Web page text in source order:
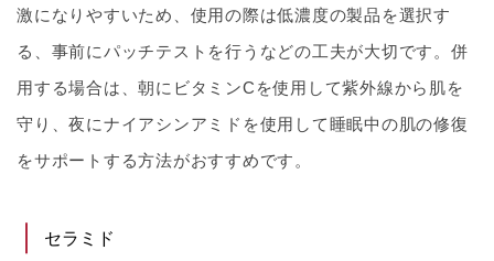
激になりやすいため、使用の際は低濃度の製品を選択す
る、事前にパッチテストを行うなどの工夫が大切です。併
用する場合は、朝にビタミンCを使用して紫外線から肌を
守り、夜にナイアシンアミドを使用して睡眠中の肌の修復
をサポートする方法がおすすめです。
セラミド